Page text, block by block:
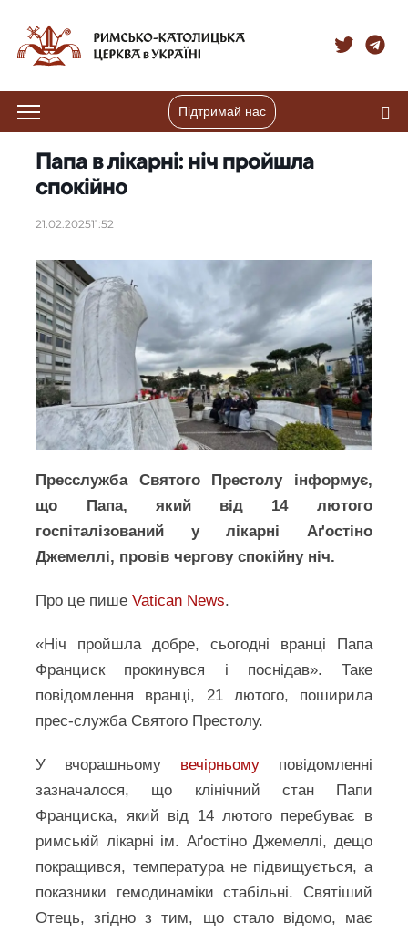
Підтримай нас
Папа в лікарні: ніч пройшла
спокійно
21.02.202511:52
Пресслужба Святого Престолу інформує,
що Папа, який від 14 лютого
госпіталізований у лікарні Аґостіно
Джемеллі, провів чергову спокійну ніч.
Про це пишеVatican News.
«Ніч пройшла добре, сьогодні вранці Папа
Франциск прокинувся і поснідав». Таке
повідомлення вранці, 21 лютого, поширила
прес-служба Святого Престолу.
У вчорашньому вечірньомуповідомленні
зазначалося, що клінічний стан Папи
Франциска, який від 14 лютого перебуває в
римській лікарні ім. Аґостіно Джемеллі, дещо
покращився, температура не підвищується, а
показники гемодинаміки стабільні. Святіший
Отець, згідно з тим, що стало відомо, має